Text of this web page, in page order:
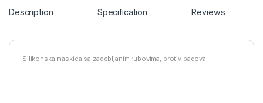
Description Specification Reviews
Silikonska maskica sa zadebljanim rubovima, protiv padova